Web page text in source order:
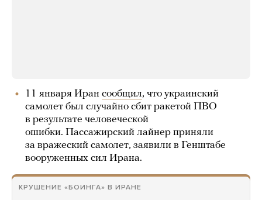
11 января Иран сообщил, что украинский
самолет был случайно сбит ракетой ПВО
в результате человеческой
ошибки. Пассажирский лайнер приняли
за вражеский самолет, заявили в Генштабе
вооруженных сил Ирана.
КРУШЕНИЕ «БОИНГА» В ИРАНЕ